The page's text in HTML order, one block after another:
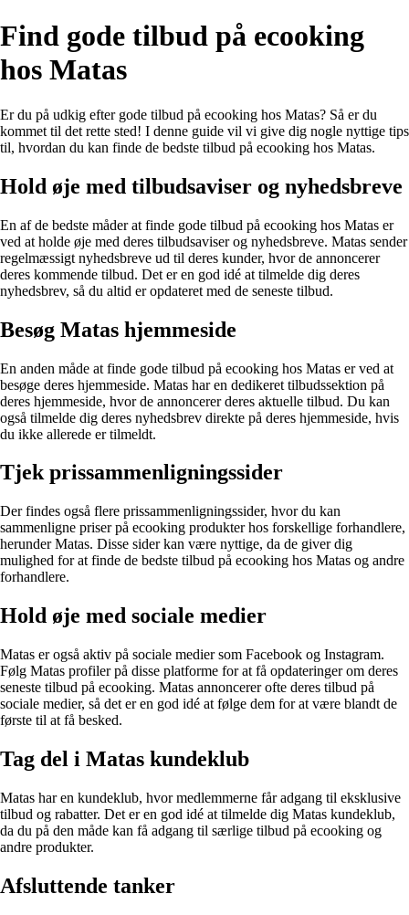
Find gode tilbud på ecooking
hos Matas
Er du på udkig efter gode tilbud på ecooking hos Matas? Så er du
kommet til det rette sted! I denne guide vil vi give dig nogle nyttige tips
til, hvordan du kan finde de bedste tilbud på ecooking hos Matas.
Hold øje med tilbudsaviser og nyhedsbreve
En af de bedste måder at finde gode tilbud på ecooking hos Matas er
ved at holde øje med deres tilbudsaviser og nyhedsbreve. Matas sender
regelmæssigt nyhedsbreve ud til deres kunder, hvor de annoncerer
deres kommende tilbud. Det er en god idé at tilmelde dig deres
nyhedsbrev, så du altid er opdateret med de seneste tilbud.
Besøg Matas hjemmeside
En anden måde at finde gode tilbud på ecooking hos Matas er ved at
besøge deres hjemmeside. Matas har en dedikeret tilbudssektion på
deres hjemmeside, hvor de annoncerer deres aktuelle tilbud. Du kan
også tilmelde dig deres nyhedsbrev direkte på deres hjemmeside, hvis
du ikke allerede er tilmeldt.
Tjek prissammenligningssider
Der findes også flere prissammenligningssider, hvor du kan
sammenligne priser på ecooking produkter hos forskellige forhandlere,
herunder Matas. Disse sider kan være nyttige, da de giver dig
mulighed for at finde de bedste tilbud på ecooking hos Matas og andre
forhandlere.
Hold øje med sociale medier
Matas er også aktiv på sociale medier som Facebook og Instagram.
Følg Matas profiler på disse platforme for at få opdateringer om deres
seneste tilbud på ecooking. Matas annoncerer ofte deres tilbud på
sociale medier, så det er en god idé at følge dem for at være blandt de
første til at få besked.
Tag del i Matas kundeklub
Matas har en kundeklub, hvor medlemmerne får adgang til eksklusive
tilbud og rabatter. Det er en god idé at tilmelde dig Matas kundeklub,
da du på den måde kan få adgang til særlige tilbud på ecooking og
andre produkter.
Afsluttende tanker